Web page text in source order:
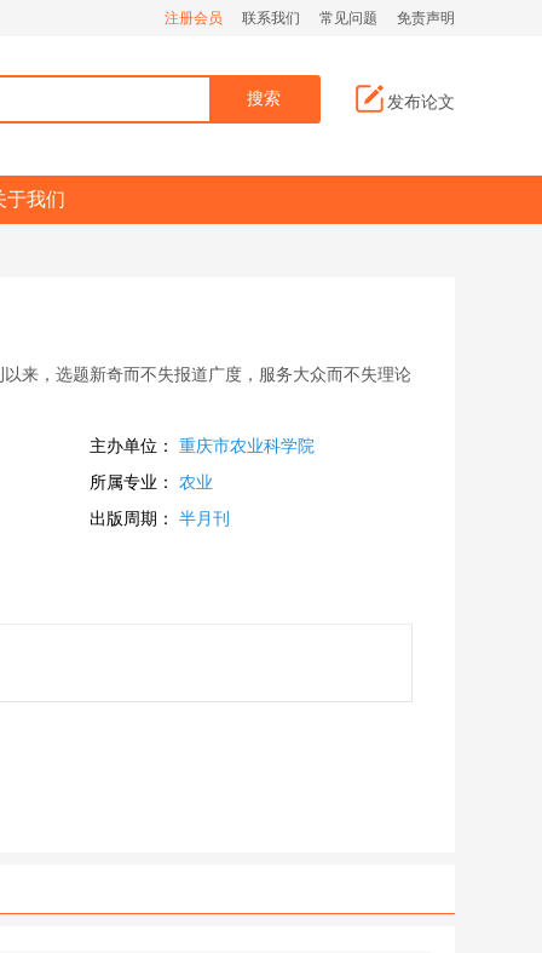
注册会员 联系我们 常见问题 免责声明
发布论文
于我们
来，选题新奇而不失报道广度，服务大众而不失理论
主办单位： 重庆市农业科学院
所属专业： 农业
出版周期： 半月刊